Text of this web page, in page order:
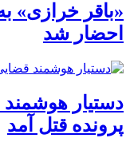
«باقر خرازی»
احضار شد
دستیار
پرونده قتل آمد